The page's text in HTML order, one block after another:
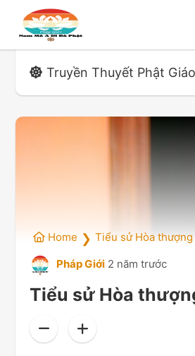
Truyền Thuyết Phật Giáo
Home ❯ Tiểu sử Hòa
Pháp Giới 2 năm trước
Tiểu sử Hòa